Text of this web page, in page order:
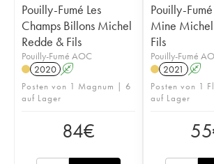
Pouilly-Fumé Les
Champs Billons Michel
Redde & Fils
Pouilly-Fumé AOC
2020 A
Posten von 1 Magnum | 6
auf Lager
84€
Pouilly-
Mine
Fils
Pouilly-Fumé
2021 A
Posten von 1
auf Lager
55